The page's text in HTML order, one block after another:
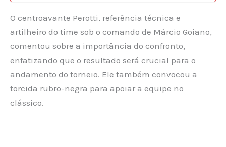
O centroavante Perotti, referência técnica e
artilheiro do time sob o comando de Márcio Goiano,
comentou sobre a importância do confronto,
enfatizando que o resultado será crucial para o
andamento do torneio. Ele também convocou a
torcida rubro-negra para apoiar a equipe no
clássico.